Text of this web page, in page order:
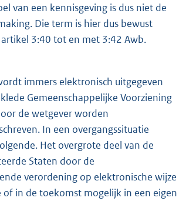
van een kennisgeving is dus niet de
Die term is hier dus bewust
3:40 tot en met 3:42 Awb.
immers elektronisch uitgegeven
Gemeenschappelijke Voorziening
de wetgever worden
In een overgangssituatie
Het overgrote deel van de
Staten door de
verordening op elektronische wijze
in de toekomst mogelijk in een eigen